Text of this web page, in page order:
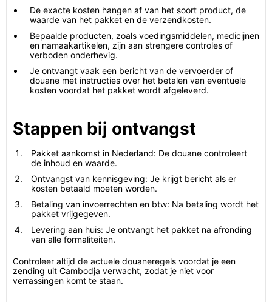
De exacte kosten hangen af van het soort product, de
waarde van het pakket en de verzendkosten.
Bepaalde producten, zoals voedingsmiddelen, medicijnen
en namaakartikelen, zijn aan strengere controles of
verboden onderhevig.
Je ontvangt vaak een bericht van de vervoerder of
douane met instructies over het betalen van eventuele
kosten voordat het pakket wordt afgeleverd.
Stappen bij ontvangst
Pakket aankomst in Nederland: De douane controleert
de inhoud en waarde.
Ontvangst van kennisgeving: Je krijgt bericht als er
kosten betaald moeten worden.
Betaling van invoerrechten en btw: Na betaling wordt het
pakket vrijgegeven.
Levering aan huis: Je ontvangt het pakket na afronding
van alle formaliteiten.
Controleer altijd de actuele douaneregels voordat je een
zending uit Cambodja verwacht, zodat je niet voor
verrassingen komt te staan.